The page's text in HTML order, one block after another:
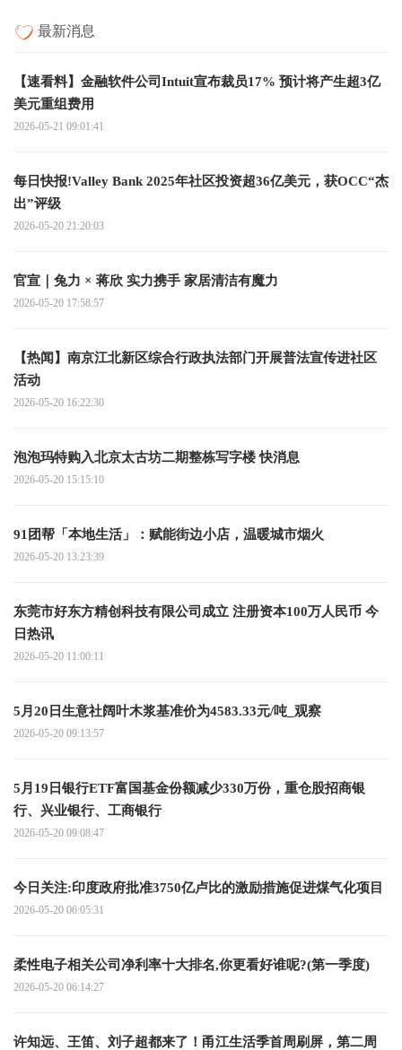
最新消息
【速看料】金融软件公司Intuit宣布裁员17% 预计将产生超3亿
美元重组费用
2026-05-21 09:01:41
每日快报!Valley Bank 2025年社区投资超36亿美元，获OCC“杰
出”评级
2026-05-20 21:20:03
官宣｜兔力 × 蒋欣 实力携手 家居清洁有魔力
2026-05-20 17:58:57
【热闻】南京江北新区综合行政执法部门开展普法宣传进社区
活动
2026-05-20 16:22:30
泡泡玛特购入北京太古坊二期整栋写字楼 快消息
2026-05-20 15:15:10
91团帮「本地生活」：赋能街边小店，温暖城市烟火
2026-05-20 13:23:39
东莞市好东方精创科技有限公司成立 注册资本100万人民币 今
日热讯
2026-05-20 11:00:11
5月20日生意社阔叶木浆基准价为4583.33元/吨_观察
2026-05-20 09:13:57
5月19日银行ETF富国基金份额减少330万份，重仓股招商银
行、兴业银行、工商银行
2026-05-20 09:08:47
今日关注:印度政府批准3750亿卢比的激励措施促进煤气化项目
2026-05-20 06:05:31
柔性电子相关公司净利率十大排名,你更看好谁呢?(第一季度)
2026-05-20 06:14:27
许知远、王笛、刘子超都来了！甬江生活季首周刷屏，第二周